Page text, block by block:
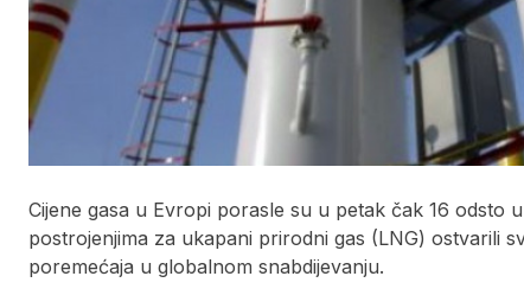
Cijene gasa u Evropi porasle su u petak čak 16 odsto
postrojenjima za ukapani prirodni gas (LNG) ostvarili
poremećaja u globalnom snabdijevanju.